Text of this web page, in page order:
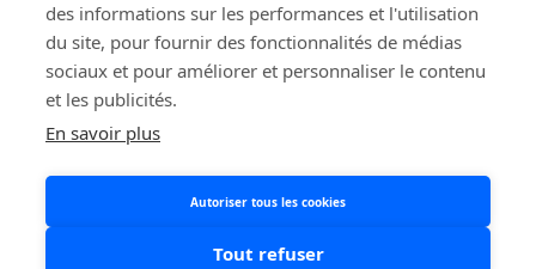
des informations sur les performances et l'utilisation
du site, pour fournir des fonctionnalités de médias
sociaux et pour améliorer et personnaliser le contenu
et les publicités.
En savoir plus
Autoriser tous les cookies
Tout refuser
Kies uw taal / Choisissez
votre langue
Français
Liens rapides
Confidentialité
Politique en matière de cookies
Politique relative aux réseaux sociaux